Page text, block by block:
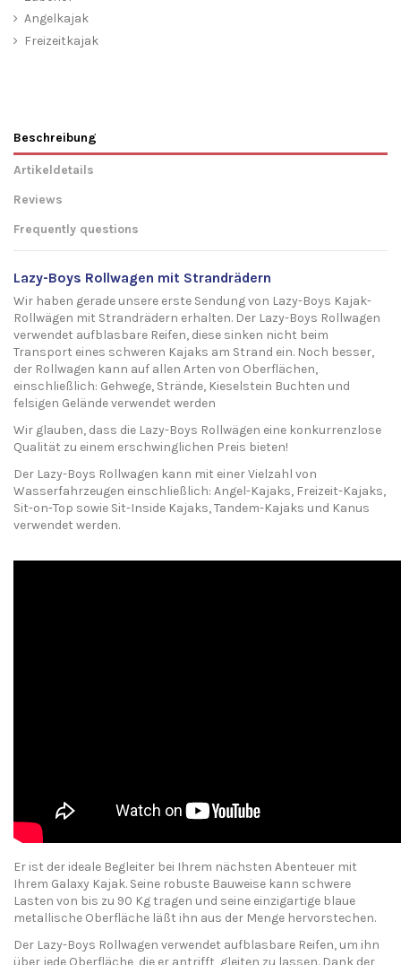
Angelkajak
Freizeitkajak
Beschreibung
Artikeldetails
Reviews
Frequently questions
Lazy-Boys Rollwagen mit Strandrädern
Wir haben gerade unsere erste Sendung von Lazy-Boys Kajak-
Rollwägen mit Strandrädern erhalten. Der Lazy-Boys Rollwagen
verwendet aufblasbare Reifen, diese sinken nicht beim
Transport eines schweren Kajaks am Strand ein. Noch besser,
der Rollwagen kann auf allen Arten von Oberflächen,
einschließlich: Gehwege, Strände, Kieselstein Buchten und
felsigen Gelände verwendet werden
Wir glauben, dass die Lazy-Boys Rollwägen eine konkurrenzlose
Qualität zu einem erschwinglichen Preis bieten!
Der Lazy-Boys Rollwagen kann mit einer Vielzahl von
Wasserfahrzeugen einschließlich: Angel-Kajaks, Freizeit-Kajaks,
Sit-on-Top sowie Sit-Inside Kajaks, Tandem-Kajaks und Kanus
verwendet werden.
Er ist der ideale Begleiter bei Ihrem nächsten Abenteuer mit
Ihrem Galaxy Kajak. Seine robuste Bauweise kann schwere
Lasten von bis zu 90 Kg tragen und seine einzigartige blaue
metallische Oberfläche läßt ihn aus der Menge hervorstechen.
Der Lazy-Boys Rollwagen verwendet aufblasbare Reifen, um ihn
über jede Oberfläche, die er antrifft, gleiten zu lassen. Dank der